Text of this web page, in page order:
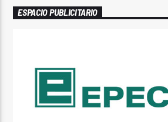
ESPACIO PUBLICITARIO